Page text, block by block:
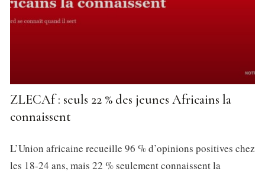
ZLECAf : seuls 22 % des jeunes Africains la
connaissent
L’Union africaine recueille 96 % d’opinions positives chez
les 18-24 ans, mais 22 % seulement connaissent la